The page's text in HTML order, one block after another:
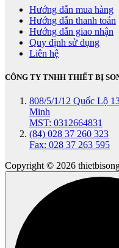
Hướng dẫn mua hàng
Hướng dẫn thanh toán
Hướng dẫn giao nhận
Quy định sử dụng
Liên hệ
CÔNG TY TNHH THIẾT BỊ
808/5/1/12 Quốc Lộ
Minh
MST: 0312664831
(84) 028 37 260 323
Fax: 028 37 263 595
Copyright © 2026